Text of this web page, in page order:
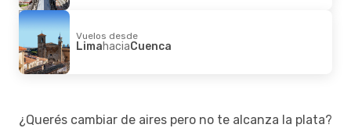
Vuelos desde
LimahaciaCuenca
¿Querés cambiar de aires pero no te alcanza la plata?